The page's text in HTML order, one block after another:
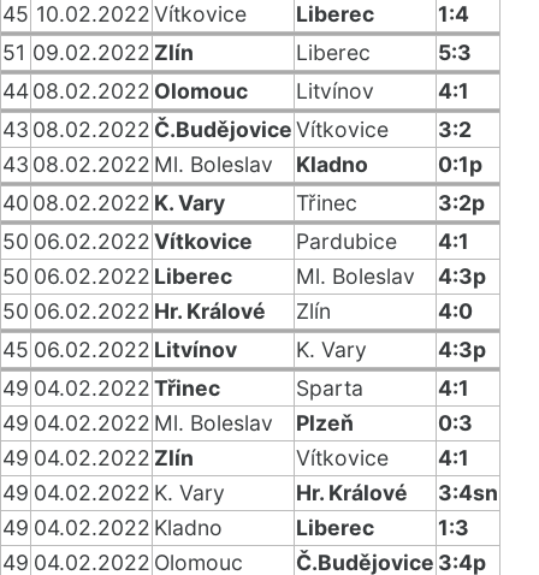
45 10.02.2022Vítkovice Liberec
1:4
51 09.02.2022 Zlín Liberec
5:3
4408.02.2022 Olomouc Litvínov
4:1
43 08.02.2022 Č.BudějoviceVítkovice
3:2
43 08.02.2022 Ml. Boleslav Kladno
0:1p
40 08.02.2022 K. Vary Třinec
3:2p
50 06.02.2022Vítkovice Pardubice
4:1
50 06.02.2022 Liberec Ml. Boleslav
4:3p
50 06.02.2022 Hr. Králové Zlín
4:0
45 06.02.2022 Litvínov K. Vary
4:3p
49 04.02.2022Třinec Sparta
4:1
49 04.02.2022 Ml. Boleslav Plzeň
0:3
49 04.02.2022 Zlín Vítkovice
4:1
49 04.02.2022 K. Vary Hr. Králové
3:4sn
49 04.02.2022 Kladno Liberec
1:3
49 04.02.2022 Olomouc Č.Budějovice 3:4p